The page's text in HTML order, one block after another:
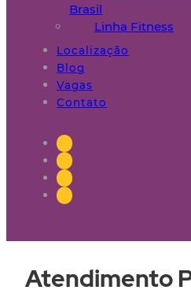
Brasil
Linha Fitness
Localização
Blog
Vagas
Contato
Atendimento